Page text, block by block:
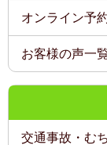
オンライン予
お客様の声一
交通事故・む